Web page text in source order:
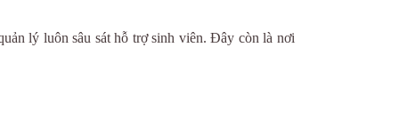
lý luôn sâu sát hỗ trợ sinh viên. Đây còn là nơi